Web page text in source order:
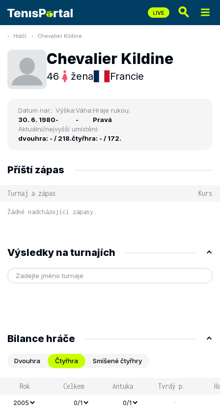
Hráči Chevalier Kildine
Chevalier Kildine
46 žena Francie
Datum nar.:
30. 6. 1980
Výška:
-
Váha:
-
Hraje rukou:
Pravá
Aktuální/nejvyšší umístění:
dvouhra: - / 218.čtyřhra: - / 172.
Příští zápas
Turnaj a zápas Kurs
Žádné nadcházející zápasy.
Výsledky na turnajích
Bilance hráče
Dvouhra Čtyřhra Smíšené čtyřhry
Rok Celkem Antuka Tvrdý p.
2005 0/1 0/1 -